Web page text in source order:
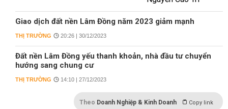
Giao dịch đất nền Lâm Đồng năm 2023 giảm mạnh
THỊ TRƯỜNG 20:26 | 30/12/2023
Đất nền Lâm Đồng yếu thanh khoản, nhà đầu tư chuyển
hướng sang chung cư
THỊ TRƯỜNG 14:10 | 27/12/2023
Theo Doanh Nghiệp & Kinh Doanh Copy link